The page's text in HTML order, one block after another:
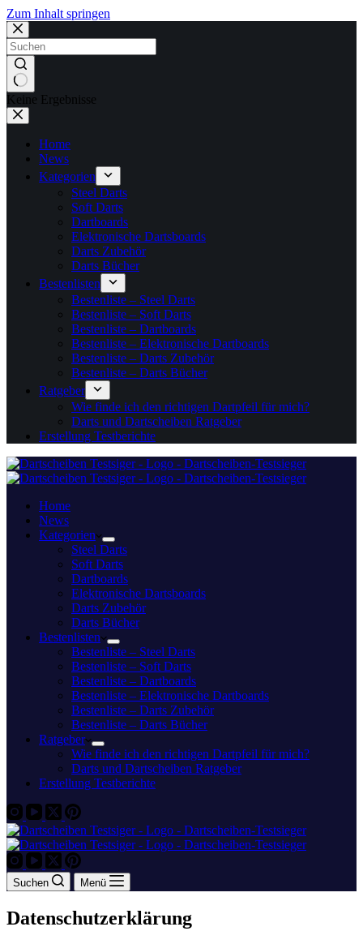
Zum Inhalt springen
Keine Ergebnisse
Home
News
Kategorien
Steel Darts
Soft Darts
Dartboards
Elektronische Dartsboards
Darts Zubehör
Darts Bücher
Bestenlisten
Bestenliste – Steel Darts
Bestenliste – Soft Darts
Bestenliste – Dartboards
Bestenliste – Elektronische Dartboards
Bestenliste – Darts Zubehör
Bestenliste – Darts Bücher
Ratgeber
Wie finde ich den richtigen Dartpfeil für mich?
Darts und Dartscheiben Ratgeber
Erstellung Testberichte
Home
News
Kategorien
Steel Darts
Soft Darts
Dartboards
Elektronische Dartsboards
Darts Zubehör
Darts Bücher
Bestenlisten
Bestenliste – Steel Darts
Bestenliste – Soft Darts
Bestenliste – Dartboards
Bestenliste – Elektronische Dartboards
Bestenliste – Darts Zubehör
Bestenliste – Darts Bücher
Ratgeber
Wie finde ich den richtigen Dartpfeil für mich?
Darts und Dartscheiben Ratgeber
Erstellung Testberichte
Suchen Menü
Datenschutzerklärung